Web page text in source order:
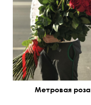
Метровая роза